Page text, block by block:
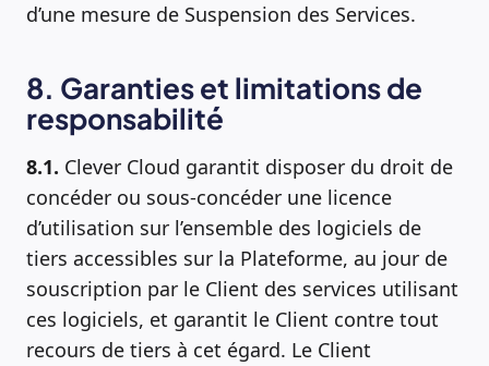
d’une mesure de Suspension des Services.
8. Garanties et limitations de
responsabilité
8.1. Clever Cloud garantit disposer du droit de
concéder ou sous-concéder une licence
d’utilisation sur l’ensemble des logiciels de
tiers accessibles sur la Plateforme, au jour de
souscription par le Client des services utilisant
ces logiciels, et garantit le Client contre tout
recours de tiers à cet égard. Le Client